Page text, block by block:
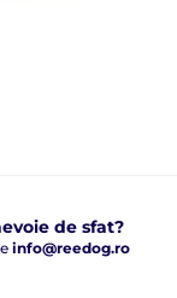
de sfat?
info@reedog.ro